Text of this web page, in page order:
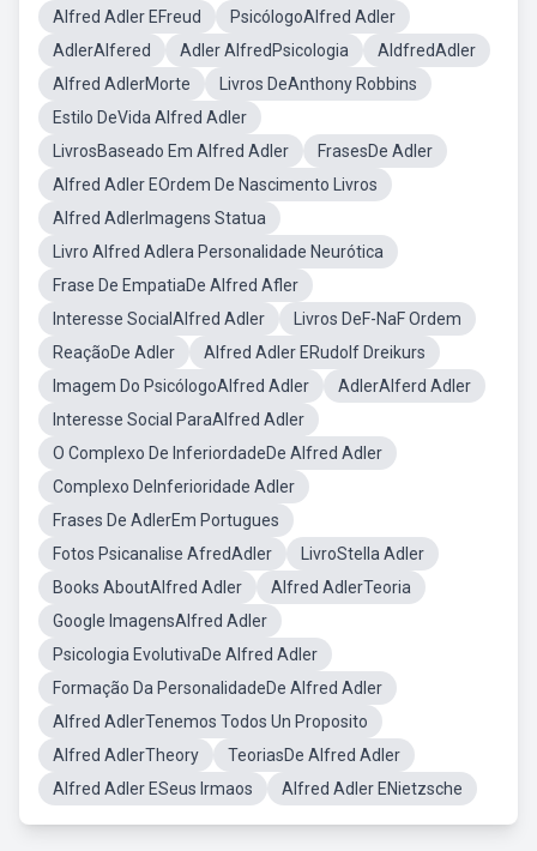
Alfred Adler EFreud
PsicólogoAlfred Adler
AdlerAlfered
Adler AlfredPsicologia
AldfredAdler
Alfred AdlerMorte
Livros DeAnthony Robbins
Estilo DeVida Alfred Adler
LivrosBaseado Em Alfred Adler
FrasesDe Adler
Alfred Adler EOrdem De Nascimento Livros
Alfred AdlerImagens Statua
Livro Alfred Adlera Personalidade Neurótica
Frase De EmpatiaDe Alfred Afler
Interesse SocialAlfred Adler
Livros DeF-NaF Ordem
ReaçãoDe Adler
Alfred Adler ERudolf Dreikurs
Imagem Do PsicólogoAlfred Adler
AdlerAlferd Adler
Interesse Social ParaAlfred Adler
O Complexo De InferiordadeDe Alfred Adler
Complexo DeInferioridade Adler
Frases De AdlerEm Portugues
Fotos Psicanalise AfredAdler
LivroStella Adler
Books AboutAlfred Adler
Alfred AdlerTeoria
Google ImagensAlfred Adler
Psicologia EvolutivaDe Alfred Adler
Formação Da PersonalidadeDe Alfred Adler
Alfred AdlerTenemos Todos Un Proposito
Alfred AdlerTheory
TeoriasDe Alfred Adler
Alfred Adler ESeus Irmaos
Alfred Adler ENietzsche